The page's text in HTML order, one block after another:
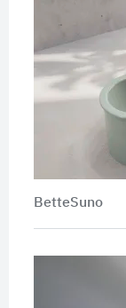
BetteSuno